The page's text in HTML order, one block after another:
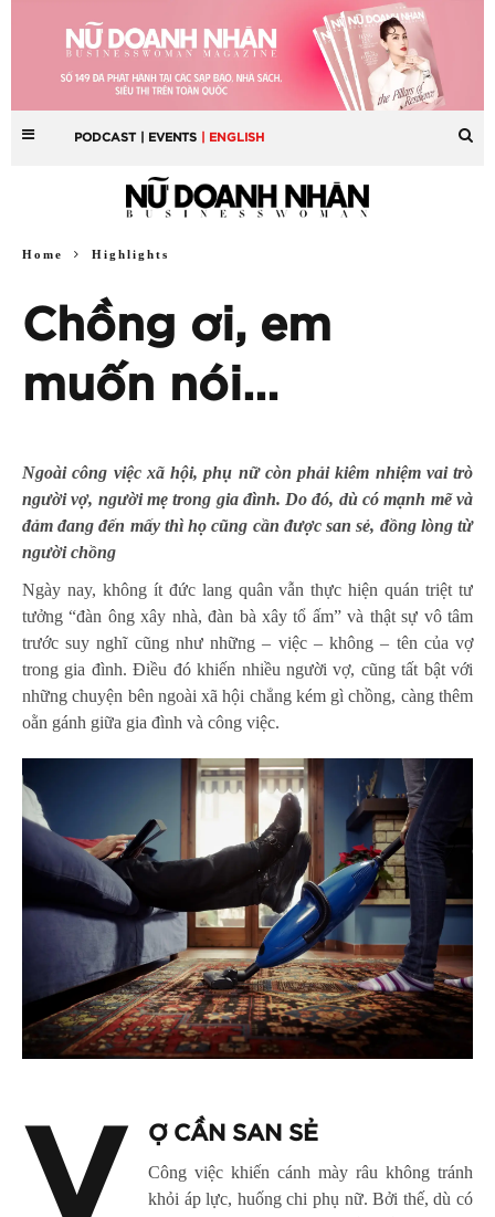
PODCAST | EVENTS | ENGLISH
Home Highlights
Chồng ơi, em
muốn nói…
Ngoài công việc xã hội, phụ nữ còn phải kiêm nhiệm vai trò
người vợ, người mẹ trong gia đình. Do đó, dù có mạnh mẽ và
đảm đang đến mấy thì họ cũng cần được san sẻ, đồng lòng từ
người chồng
Ngày nay, không ít đức lang quân vẫn thực hiện quán triệt tư
tưởng “đàn ông xây nhà, đàn bà xây tổ ấm” và thật sự vô tâm
trước suy nghĩ cũng như những – việc – không – tên của vợ
trong gia đình. Điều đó khiến nhiều người vợ, cũng tất bật với
những chuyện bên ngoài xã hội chẳng kém gì chồng, càng thêm
oằn gánh giữa gia đình và công việc.
V Ợ CẦN SAN SẺ
Công việc khiến cánh mày râu không tránh
khỏi áp lực, huống chi phụ nữ. Bởi thế, dù có